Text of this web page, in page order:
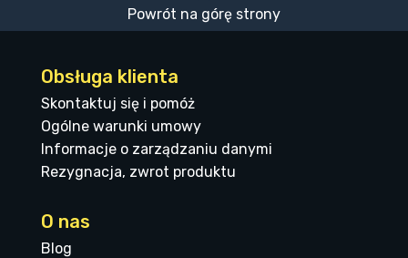
Powrót na górę strony
Obsługa klienta
Skontaktuj się i pomóż
Ogólne warunki umowy
Informacje o zarządzaniu danymi
Rezygnacja, zwrot produktu
O nas
Blog